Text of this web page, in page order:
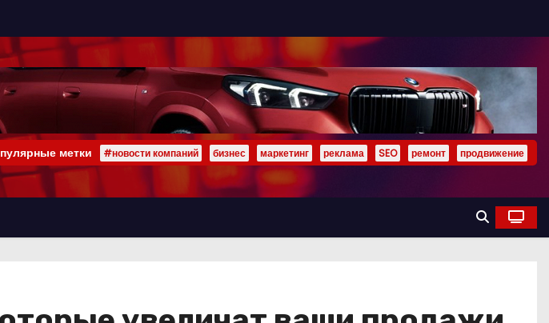
метки #новости компаний бизнес маркетинг реклама SEO ремонт продвижение